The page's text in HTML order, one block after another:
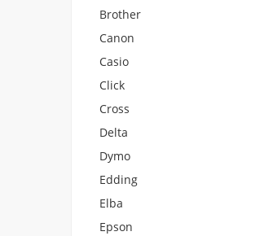
Brother
Canon
Casio
Click
Cross
Delta
Dymo
Edding
Elba
Epson